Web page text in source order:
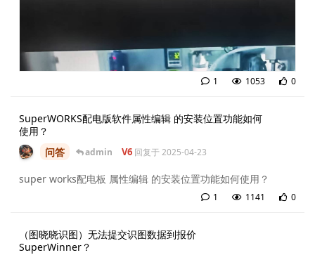
1 1053 0
SuperWORKS配电版软件属性编辑 的安装位置功能如何
使用？
问答
admin V6 回复于2025-04-23
super works配电板 属性编辑 的安装位置功能如何使用？
1 1141 0
（图晓晓识图）无法提交识图数据到报价
SuperWinner？